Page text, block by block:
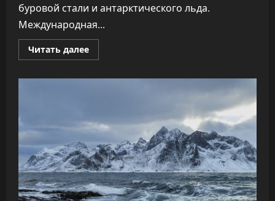
буровой стали и антарктического льда.
Международная...
Читать далееПрочитать
больше
метров
к
истории
климата
длиной
в
23
миллиона
лет